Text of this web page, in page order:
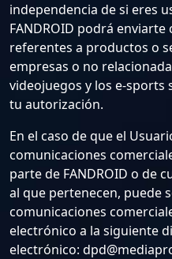
independencia de si eres
FANDROID podrá
referentes a productos o
empresas o no
videojuegos y los e-sports
tu autorización.
En el caso de que el
comunicaciones
parte de FANDROID o de
al que pertenecen, puede
comunicaciones
electrónico a la siguiente
electrónico: